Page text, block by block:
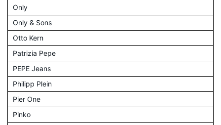
Only
Only & Sons
Otto Kern
Patrizia Pepe
PEPE Jeans
Philipp Plein
Pier One
Pinko